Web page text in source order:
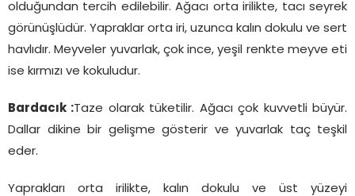
olduğundan tercih edilebilir. Ağacı orta irilikte, tacı seyrek
görünüşlüdür. Yapraklar orta iri, uzunca kalın dokulu ve sert
havlıdır. Meyveler yuvarlak, çok ince, yeşil renkte meyve eti
ise kırmızı ve kokuludur.
Bardacık :Taze olarak tüketilir. Ağacı çok kuvvetli büyür.
Dallar dikine bir gelişme gösterir ve yuvarlak taç teşkil
eder.
Yaprakları orta irilikte, kalın dokulu ve üst yüzeyi